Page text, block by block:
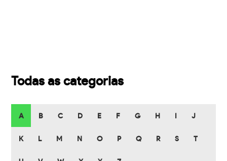
Todas as categorias
A B C D E F G H J
K L M N O P Q R S T